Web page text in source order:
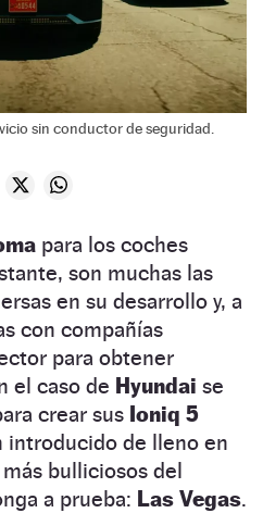
sin conductor de seguridad.
para los coches
son muchas las
en su desarrollo y, a
con compañías
para obtener
el caso de Hyundai se
crear sus Ioniq 5
introducido de lleno en
bulliciosos del
a prueba: Las Vegas.